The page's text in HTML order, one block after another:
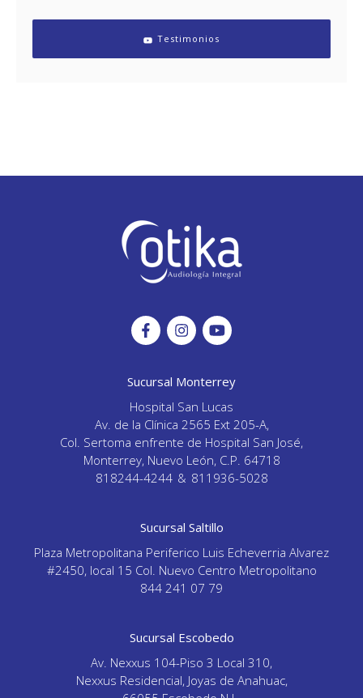
Testimonios
Sucursal Monterrey
Hospital San Lucas
Av. de la Clínica 2565 Ext 205-A,
Col. Sertoma enfrente de Hospital San José,
Monterrey, Nuevo León, C.P. 64718
818244-4244 & 811936-5028
Sucursal Saltillo
Plaza Metropolitana Periferico Luis Echeverria Alvarez
#2450, local 15 Col. Nuevo Centro Metropolitano
844 241 07 79
Sucursal Escobedo
Av. Nexxus 104-Piso 3 Local 310,
Nexxus Residencial, Joyas de Anahuac,